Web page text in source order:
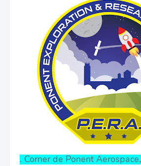
. Corner de Ponent Aerospace,